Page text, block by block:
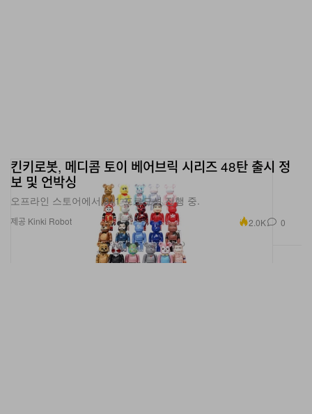
킨키로봇, 메디콤 토이 베어브릭 시리즈 48탄 출시 정
보 및 언박싱
오프라인 스토어에서 3+1 프로모션 진행 중.
제공 Kinki Robot 2.0K 0